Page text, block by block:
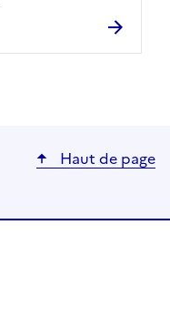
Haut de page